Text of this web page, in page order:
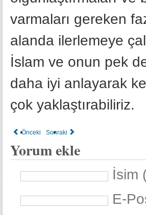
varmaları gereken
alanda ilerlemeye
İslam ve onun pek
daha iyi anlayarak
çok yaklaştırabiliriz.
Önceki Sonraki
Yorum ekle
İsim
E-